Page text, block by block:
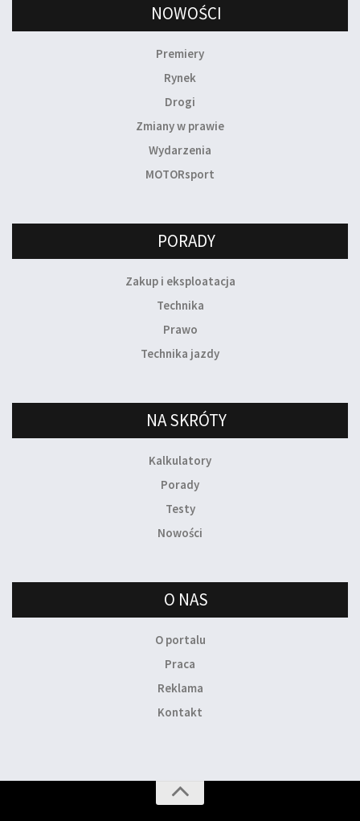
NOWOŚCI
Premiery
Rynek
Drogi
Zmiany w prawie
Wydarzenia
MOTORsport
PORADY
Zakup i eksploatacja
Technika
Prawo
Technika jazdy
NA SKRÓTY
Kalkulatory
Porady
Testy
Nowości
O NAS
O portalu
Praca
Reklama
Kontakt